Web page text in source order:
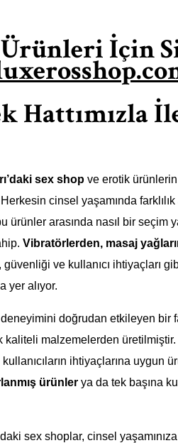
Ürünleri İçin
Hattımızla
sex shop ve erotik
cinsel yaşamında
arasında nasıl bir seçim
Vibratörlerden, masaj
ve kullanıcı ihtiyaçları
yer alıyor.
deneyimini doğrudan etkileyen bir
malzemelerden
ihtiyaçlarına uygun
ürünler ya da tek başına
sex shoplar, cinsel